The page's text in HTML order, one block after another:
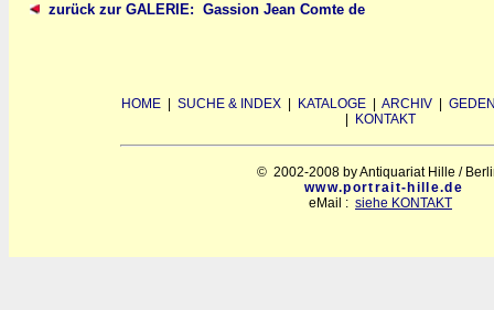
zurück zur GALERIE: Gassion Jean Comte de
HOME SUCHE & INDEX KATALOGE ARCHIV
KONTAKT
© 2002-2008 by Antiquariat Hille /
www.portrait-hille.de
eMail : siehe KONTAKT